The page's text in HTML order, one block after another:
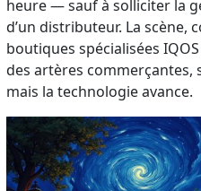
heure — sauf à solliciter la
d’un distributeur. La scène,
boutiques spécialisées
des artères commerçantes,
mais la technologie avance.